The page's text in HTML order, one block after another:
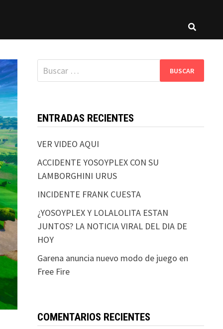
Buscar:
ENTRADAS RECIENTES
VER VIDEO AQUI
ACCIDENTE YOSOYPLEX CON SU
LAMBORGHINI URUS
INCIDENTE FRANK CUESTA
¿YOSOYPLEX Y LOLALOLITA ESTAN
JUNTOS? LA NOTICIA VIRAL DEL DIA DE
HOY
Garena anuncia nuevo modo de juego en
Free Fire
COMENTARIOS RECIENTES